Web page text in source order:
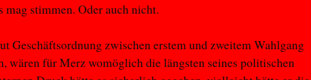
mag stimmen. Oder auch nicht.
Geschäftsordnung zwischen erstem und zweitem Wahlgang
wären für Merz womöglich die längsten seines politischen